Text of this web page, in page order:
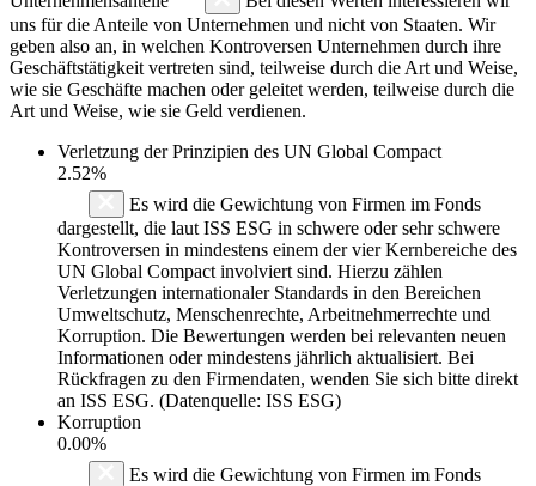
uns für die Anteile von Unternehmen und nicht von Staaten. Wir
geben also an, in welchen Kontroversen Unternehmen durch ihre
Geschäftstätigkeit vertreten sind, teilweise durch die Art und Weise,
wie sie Geschäfte machen oder geleitet werden, teilweise durch die
Art und Weise, wie sie Geld verdienen.
Verletzung der Prinzipien des UN Global Compact
2.52%
Es wird die Gewichtung von Firmen im Fonds
dargestellt, die laut ISS ESG in schwere oder sehr schwere
Kontroversen in mindestens einem der vier Kernbereiche des
UN Global Compact involviert sind. Hierzu zählen
Verletzungen internationaler Standards in den Bereichen
Umweltschutz, Menschenrechte, Arbeitnehmerrechte und
Korruption. Die Bewertungen werden bei relevanten neuen
Informationen oder mindestens jährlich aktualisiert. Bei
Rückfragen zu den Firmendaten, wenden Sie sich bitte direkt
an ISS ESG. (Datenquelle: ISS ESG)
Korruption
0.00%
Es wird die Gewichtung von Firmen im Fonds